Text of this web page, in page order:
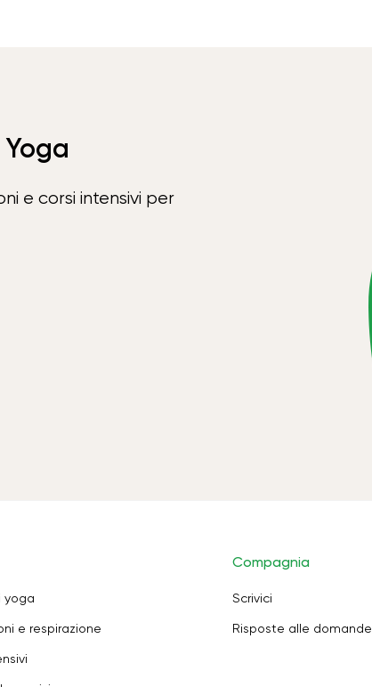
e corsi intensivi per
yoga
e respirazione
Compagnia
Scrivici
Risposte alle domande